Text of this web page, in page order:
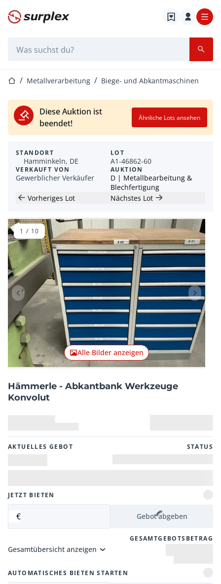
Startseite
StartseiteMetallverarbeitung Biege- und Abkantmaschinen
Diese Auktion ist
beendet!
Ähnliche Lots ansehen
STANDORT
Hamminkeln, DE
VERKAUFT VON
Gewerblicher Verkäufer
LOT
A1-46862-60
AUKTION
D | Metallbearbeitung &
Blechfertigung
Vorheriges Lot
Nächstes Lot
Vorheriger Artikel
Alle Bilder anzeigen
1 / 10
Hämmerle - Abkantbank Werkzeuge
Konvolut
AKTUELLES GEBOT STATUS
JETZT BIETEN
€ Gebot abgeben
GESAMTGEBOTSBETRAG
Gesamtübersicht anzeigen
AUTOMATISCHES BIETEN STARTEN